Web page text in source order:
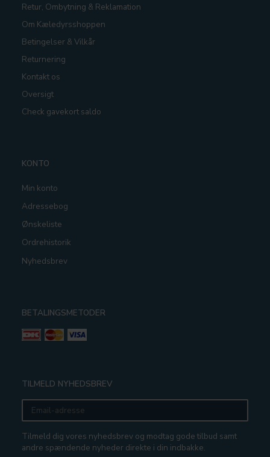
Retur, Ombytning & Reklamation
Om Kæledyrsshoppen
Betingelser & Vilkår
Returnering
Kontakt os
Oversigt
Check gavekort saldo
KONTO
Min konto
Adressebog
Ønskeliste
Ordrehistorik
Nyhedsbrev
BETALINGSMETODER
TILMELD NYHEDSBREV
Email-
adresse
Tilmeld dig vores nyhedsbrev og modtag gode tilbud samt
andre spændende nyheder direkte i din indbakke.